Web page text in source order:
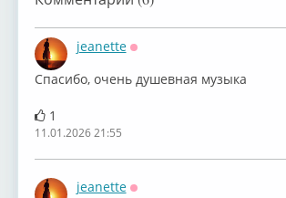
jeanette
Спасибо, очень душевная музыка
1
11.01.2026 21:55
jeanette